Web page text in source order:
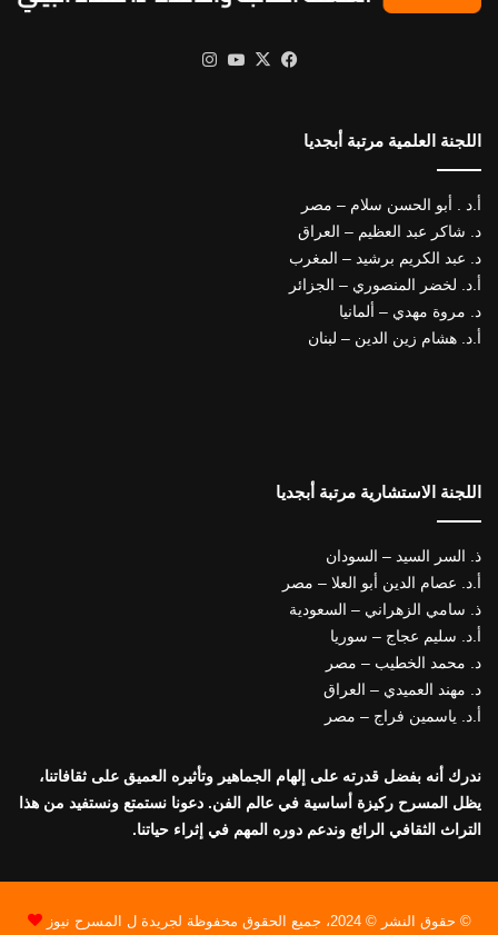
فيسبوك
X يوتيوب
اللجنة العلمية مرتبة أبجديا
أ.د . أبو الحسن سلام – مصر
د. شاكر عبد العظيم – العراق
د. عبد الكريم برشيد – المغرب
أ.د. لخضر المنصوري – الجزائر
د. مروة مهدي – ألمانيا
أ.د. هشام زين الدين – لبنان
اللجنة الاستشارية مرتبة أبجديا
ذ. السر السيد – السودان
أ.د. عصام الدين أبو العلا – مصر
ذ. سامي الزهراني – السعودية
أ.د. سليم عجاج – سوريا
د. محمد الخطيب – مصر
د. مهند العميدي – العراق
أ.د. ياسمين فراج – مصر
ندرك أنه بفضل قدرته على إلهام الجماهير وتأثيره العميق على ثقافاتنا،
يظل المسرح ركيزة أساسية في عالم الفن. دعونا نستمتع ونستفيد من هذا
التراث الثقافي الرائع وندعم دوره المهم في إثراء حياتنا.
© حقوق النشر © 2024، جميع الحقوق محفوظة لجريدة ل المسرح نيوز